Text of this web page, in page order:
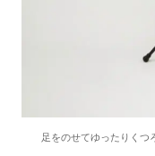
足をのせてゆったりくつ